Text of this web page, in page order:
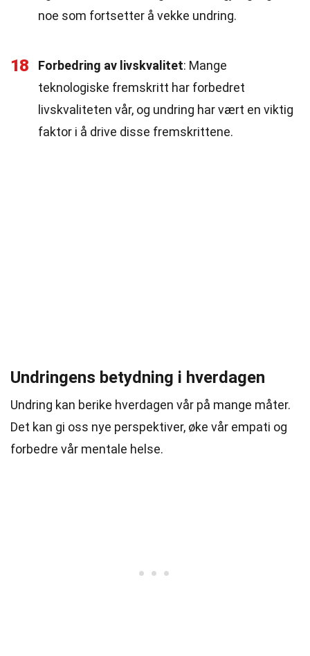
noe som fortsetter å vekke undring.
18 Forbedring av livskvalitet: Mange
teknologiske fremskritt har forbedret
livskvaliteten vår, og undring har vært en viktig
faktor i å drive disse fremskrittene.
Undringens betydning i hverdagen
Undring kan berike hverdagen vår på mange måter.
Det kan gi oss nye perspektiver, øke vår empati og
forbedre vår mentale helse.